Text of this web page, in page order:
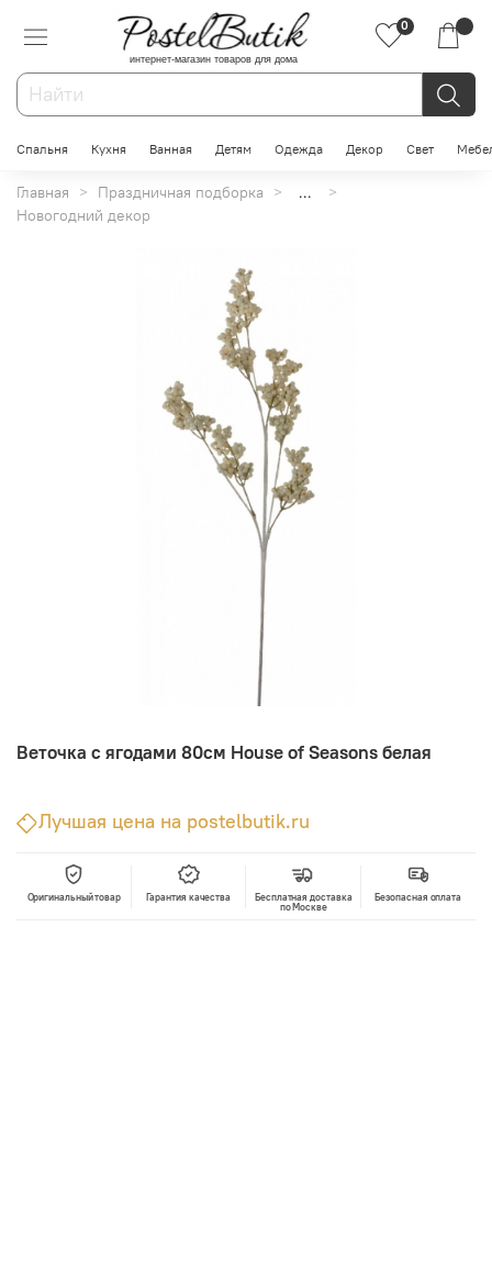
интернет-магазин товаров для дома
0
Спальня Кухня Ванная Детям Одежда Декор Свет
Главная Праздничная подборка
...
Новогодний декор
Веточка с ягодами 80см House of Seasons белая
Лучшая цена на postelbutik.ru
Оригинальный товар Гарантия качества
Бесплатная доставка
по Москве
Безопасная оплата